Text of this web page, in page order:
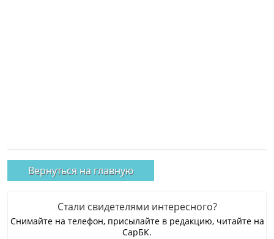
Вернуться на главную
Стали свидетелями интересного?
Снимайте на телефон, присылайте в редакцию, читайте на
СарБК.